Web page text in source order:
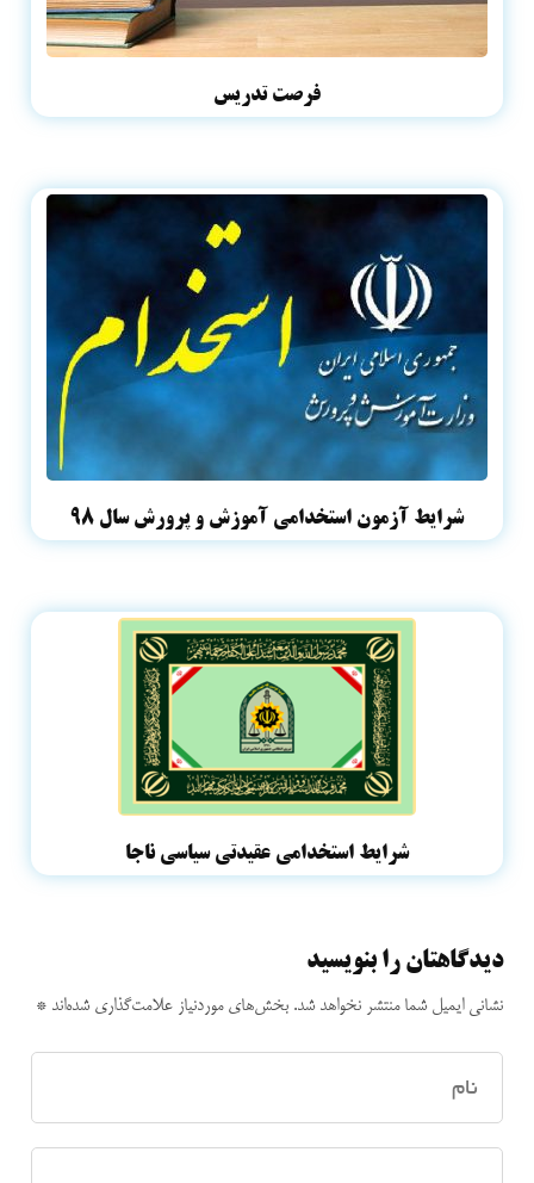
فرصت تدریس
شرایط آزمون استخدامی آموزش و پرورش سال ۹۸
شرایط استخدامی عقیدتی سیاسی ناجا
دیدگاهتان را بنویسید
نشانی ایمیل شما منتشر نخواهد شد. بخش‌های موردنیاز علامت‌گذاری شده‌اند*